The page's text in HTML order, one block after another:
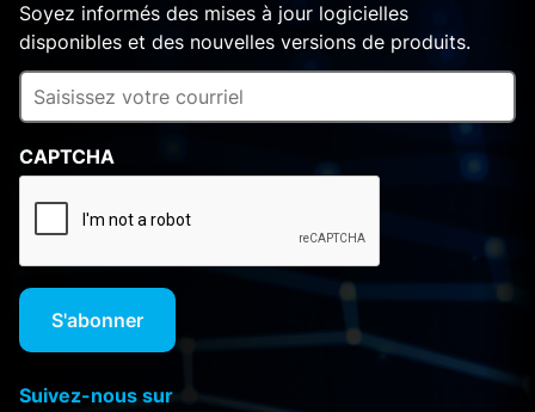
Soyez informés des mises à jour logicielles
disponibles et des nouvelles versions de produits.
CAPTCHA
Suivez-nous sur